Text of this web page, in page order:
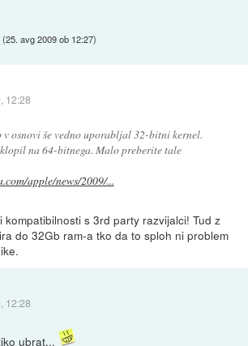
(25. avg 2009 ob 12:27)
12:28
v osnovi še vedno uporabljal 32-bitni kernel.
na 64-bitnega. Malo preberite tale
apple/news/2009/...
s 3rd party razvijalci! Tud z
do 32Gb ram-a tko da to sploh ni problem
12:28
ubrat...